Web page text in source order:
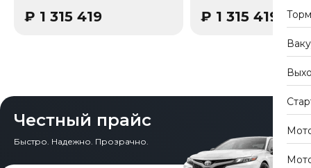
₽ 1 315 419 ₽ 1 315 419
Честный прайс
Быстро. Надежно. Прозрачно.